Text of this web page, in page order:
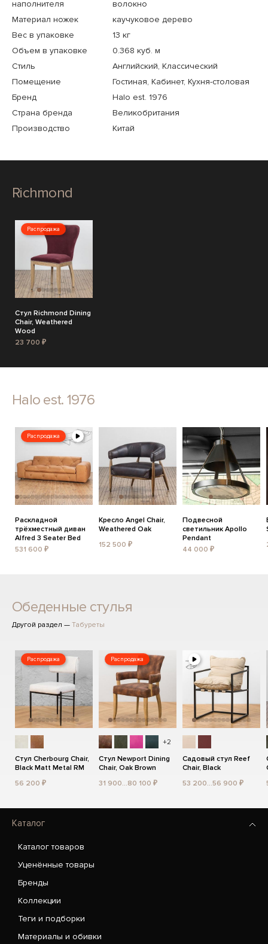
наполнителя
волокно
Материал ножек
каучуковое дерево
Вес в упаковке
13 кг
Объем в упаковке
0.368 куб. м
Стиль
Английский, Классический
Помещение
Гостиная, Кабинет, Кухня-столовая
Бренд
Halo est. 1976
Страна бренда
Великобритания
Производство
Китай
Richmond
Распродажа
Стул Richmond Dining
Chair, Weathered
Wood
23 700 ₽
Halo est. 1976
Распродажа
Раскладной
трёхместный диван
Alfred 3 Seater Bed
531 600 ₽
Кресло Angel Chair,
Weathered Oak
152 500 ₽
Подвесной
светильник Apollo
Pendant
44 000 ₽
Обеденные стулья
Другой раздел — Табуреты
Распродажа
Стул Cherbourg Chair,
Black Matt Metal RM
56 200 ₽
Распродажа
+2
Стул Newport Dining
Chair, Oak Brown
31 900...80 100 ₽
Садовый стул Reef
Chair, Black
53 200...56 900 ₽
Каталог
Каталог товаров
Уценённые товары
Бренды
Коллекции
Теги и подборки
Материалы и обивки